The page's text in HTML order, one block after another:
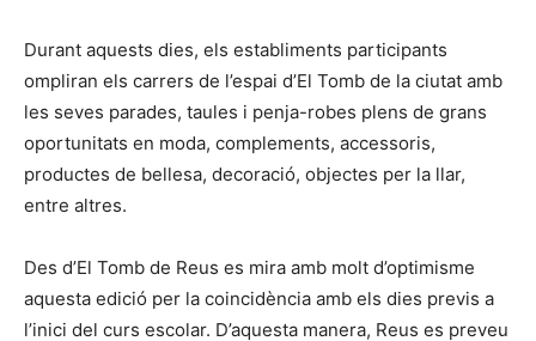
Durant aquests dies, els establiments participants
ompliran els carrers de l’espai d’El Tomb de la ciutat amb
les seves parades, taules i penja-robes plens de grans
oportunitats en moda, complements, accessoris,
productes de bellesa, decoració, objectes per la llar,
entre altres.
Des d’El Tomb de Reus es mira amb molt d’optimisme
aquesta edició per la coincidència amb els dies previs a
l’inici del curs escolar. D’aquesta manera, Reus es preveu